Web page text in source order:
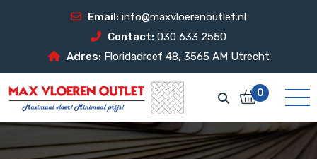
Email: info@maxvloerenoutlet.nl
Contact: 030 633 2550
Adres: Floridadreef 48, 3565 AM Utrecht
0